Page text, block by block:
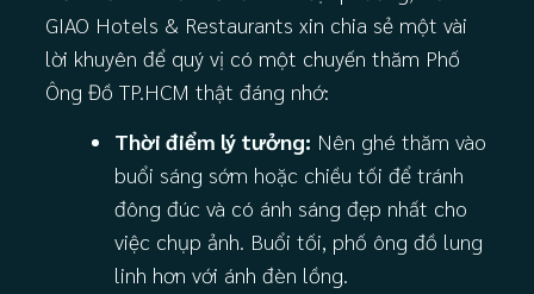
GIAO Hotels & Restaurants xin chia sẻ một vài
lời khuyên để quý vị có một chuyến thăm Phố
Ông Đồ TP.HCM thật đáng nhớ:
Thời điểm lý tưởng: Nên ghé thăm vào
buổi sáng sớm hoặc chiều tối để tránh
đông đúc và có ánh sáng đẹp nhất cho
việc chụp ảnh. Buổi tối, phố ông đồ lung
linh hơn với ánh đèn lồng.